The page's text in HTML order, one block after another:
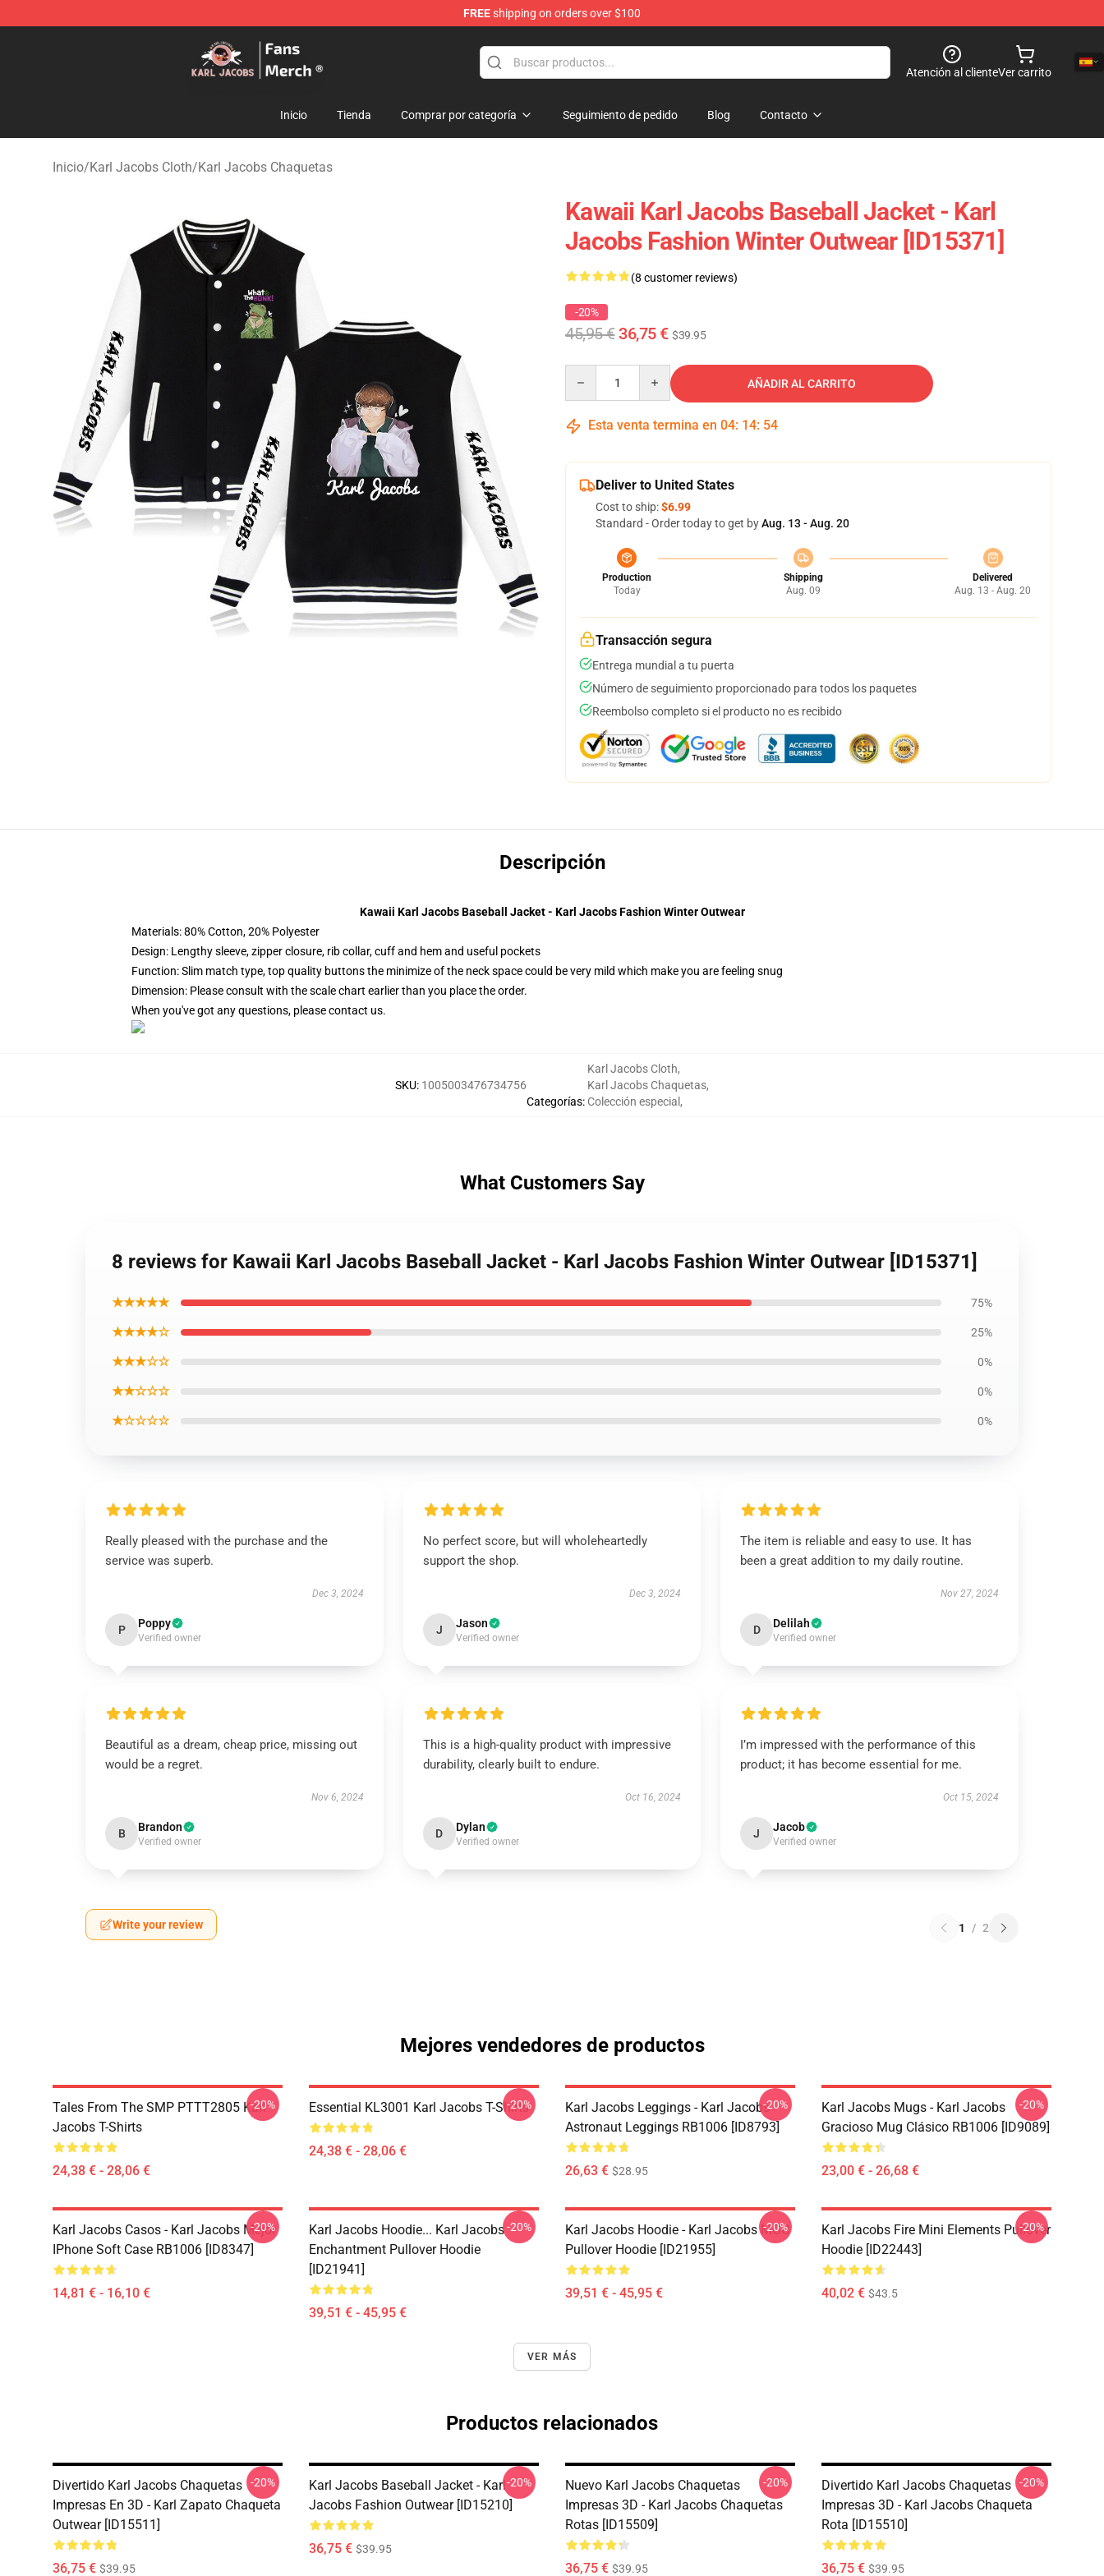
FREEshipping on orders over $100
Karl Jacobs Store - Official Karl Jacobs Merchandise Shop
Atención al clienteVer carrito
Inicio Tienda Comprar por categoría Seguimiento de pedido Blog Contacto
Inicio/Karl Jacobs Cloth/Karl Jacobs Chaquetas
Kawaii Karl Jacobs Baseball Jacket - Karl
Jacobs Fashion Winter Outwear [ID15371]
(8 customer reviews)
-20%
45,95 €36,75 € $39.95
AÑADIR AL CARRITO
Esta venta termina en 04: 14: 53
Deliver to United States
Cost to ship:$6.99
Standard - Order today to get byAug. 13 - Aug. 20
Production
Today
Shipping
Aug. 09
Delivered
Aug. 13 - Aug. 20
Transacción segura
Entrega mundial a tu puerta
Número de seguimiento proporcionado para todos los paquetes
Reembolso completo si el producto no es recibido
Descripción
Kawaii Karl Jacobs Baseball Jacket - Karl Jacobs Fashion Winter Outwear
Materials: 80% Cotton, 20% Polyester
Design: Lengthy sleeve, zipper closure, rib collar, cuff and hem and useful pockets
Function: Slim match type, top quality buttons the minimize of the neck space could be very mild which make you are feeling snug
Dimension: Please consult with the scale chart earlier than you place the order.
When you've got any questions, please contact us.
SKU: 1005003476734756
Categorías:
Karl Jacobs Cloth,
Karl Jacobs Chaquetas,
Colección especial ,
What Customers Say
8 reviews for Kawaii Karl Jacobs Baseball Jacket - Karl Jacobs Fashion Winter Outwear [ID15371]
★★★★★ 75%
★★★★☆ 25%
★★★☆☆ 0%
★★☆☆☆ 0%
★☆☆☆☆ 0%
Really pleased with the purchase and the
service was superb.
Dec 3, 2024
P Poppy
Verified owner
No perfect score, but will wholeheartedly
support the shop.
Dec 3, 2024
J Jason
Verified owner
The item is reliable and easy to use. It has
been a great addition to my daily routine.
Nov 27, 2024
D Delilah
Verified owner
Beautiful as a dream, cheap price, missing out
would be a regret.
Nov 6, 2024
B Brandon
Verified owner
This is a high-quality product with impressive
durability, clearly built to endure.
Oct 16, 2024
D Dylan
Verified owner
I’m impressed with the performance of this
product; it has become essential for me.
Oct 15, 2024
J Jacob
Verified owner
Write your review 1 / 2
Mejores vendedores de productos
Tales From The SMP PTTT2805 Karl
Jacobs T-Shirts
24,38 € - 28,06 €
-20% Essential KL3001 Karl Jacobs T-Shirts
24,38 € - 28,06 €
-20%
Karl Jacobs Leggings - Karl Jacobs
Astronaut Leggings RB1006 [ID8793]
26,63 € $28.95
-20%
Karl Jacobs Mugs - Karl Jacobs
Gracioso Mug Clásico RB1006 [ID9089]
23,00 € - 26,68 €
-20%
Karl Jacobs Casos - Karl Jacobs Mejor
IPhone Soft Case RB1006 [ID8347]
14,81 € - 16,10 €
-20%
Karl Jacobs Hoodie... Karl Jacobs
Enchantment Pullover Hoodie
[ID21941]
39,51 € - 45,95 €
-20%
Karl Jacobs Hoodie - Karl Jacobs MGC
Pullover Hoodie [ID21955]
39,51 € - 45,95 €
-20%
Karl Jacobs Fire Mini Elements Pullover
Hoodie [ID22443]
40,02 € $43.5
-20%
VER MÁS
Productos relacionados
Divertido Karl Jacobs Chaquetas
Impresas En 3D - Karl Zapato Chaqueta
Outwear [ID15511]
36,75 € $39.95
-20%
Karl Jacobs Baseball Jacket - Karl
Jacobs Fashion Outwear [ID15210]
36,75 € $39.95
-20%
Nuevo Karl Jacobs Chaquetas
Impresas 3D - Karl Jacobs Chaquetas
Rotas [ID15509]
36,75 € $39.95
-20%
Divertido Karl Jacobs Chaquetas
Impresas 3D - Karl Jacobs Chaqueta
Rota [ID15510]
36,75 € $39.95
-20%